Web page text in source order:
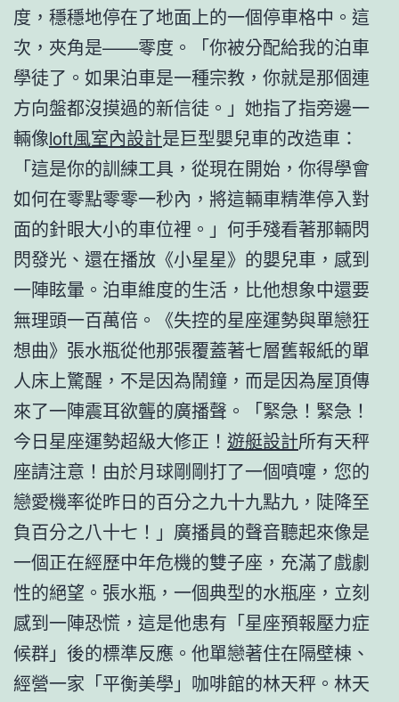
度，穩穩地停在了地面上的一個停車格中。這
次，夾角是——零度。「你被分配給我的泊車
學徒了。如果泊車是一種宗教，你就是那個連
方向盤都沒摸過的新信徒。」她指了指旁邊一
輛像loft風室內設計是巨型嬰兒車的改造車：
「這是你的訓練工具，從現在開始，你得學會
如何在零點零零一秒內，將這輛車精準停入對
面的針眼大小的車位裡。」何手殘看著那輛閃
閃發光、還在播放《小星星》的嬰兒車，感到
一陣眩暈。泊車維度的生活，比他想象中還要
無理頭一百萬倍。《失控的星座運勢與單戀狂
想曲》張水瓶從他那張覆蓋著七層舊報紙的單
人床上驚醒，不是因為鬧鐘，而是因為屋頂傳
來了一陣震耳欲聾的廣播聲。「緊急！緊急！
今日星座運勢超級大修正！ 遊艇設計所有天秤
座請注意！由於月球剛剛打了一個噴嚏，您的
戀愛機率從昨日的百分之九十九點九，陡降至
負百分之八十七！」廣播員的聲音聽起來像是
一個正在經歷中年危機的雙子座，充滿了戲劇
性的絕望。張水瓶，一個典型的水瓶座，立刻
感到一陣恐慌，這是他患有「星座預報壓力症
候群」後的標準反應。他單戀著住在隔壁棟、
經營一家「平衡美學」咖啡館的林天秤。林天